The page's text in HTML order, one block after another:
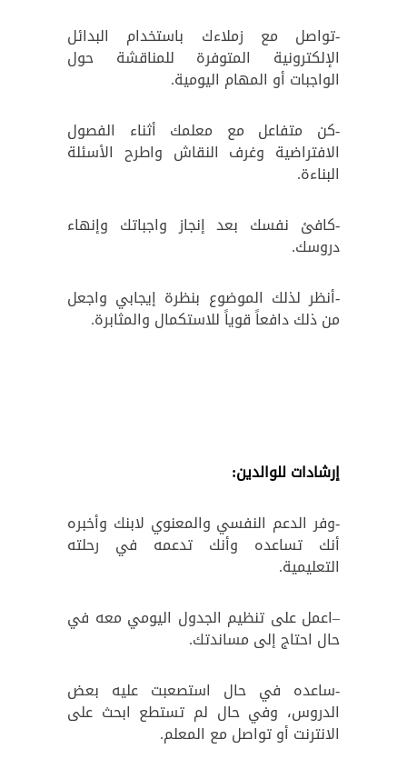
-تواصل مع زملاءك باستخدام البدائل
الإلكترونية المتوفرة للمناقشة حول
الواجبات أو المهام اليومية.
-كن متفاعل مع معلمك أثناء الفصول
الافتراضية وغرف النقاش واطرح الأسئلة
البناءة.
-كافئ نفسك بعد إنجاز واجباتك وإنهاء
دروسك.
-أنظر لذلك الموضوع بنظرة إيجابي واجعل
من ذلك دافعاً قوياً للاستكمال والمثابرة.
إرشادات للوالدين:
-وفر الدعم النفسي والمعنوي لابنك وأخبره
أنك تساعده وأنك تدعمه في رحلته
التعليمية.
–اعمل على تنظيم الجدول اليومي معه في
حال احتاج إلى مساندتك.
-ساعده في حال استصعبت عليه بعض
الدروس، وفي حال لم تستطع ابحث على
الانترنت أو تواصل مع المعلم.